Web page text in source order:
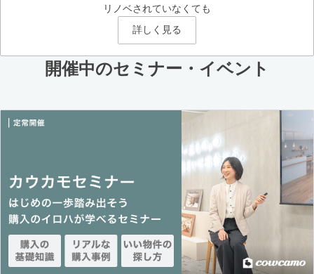
リノベされていなくても
詳しく見る
開催中のセミナー・イベント